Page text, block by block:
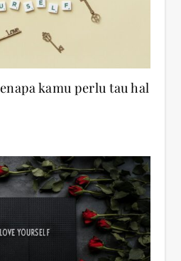
kamu perlu tau hal